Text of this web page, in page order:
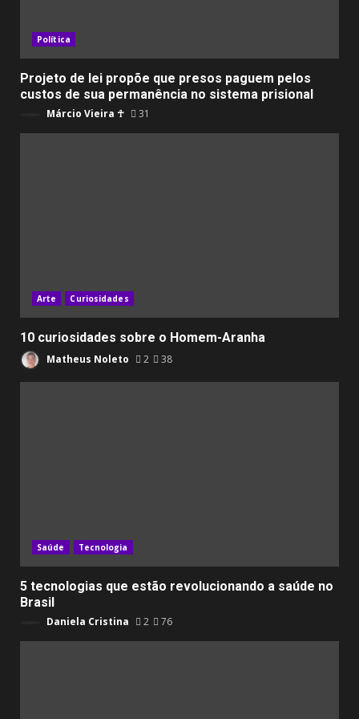
Política
Projeto de lei propõe que presos paguem pelos
custos de sua permanência no sistema prisional
Márcio Vieira ☥ 31
Arte Curiosidades
10 curiosidades sobre o Homem-Aranha
Matheus Noleto 2 38
Saúde Tecnologia
5 tecnologias que estão revolucionando a saúde no
Brasil
Daniela Cristina 2 76